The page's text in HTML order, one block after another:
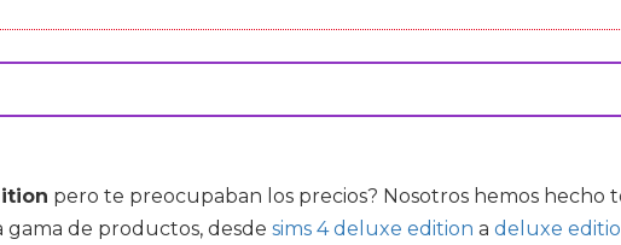
pero te preocupaban los precios? Nosotros hemos
de productos, desde sims 4 deluxe edition a deluxe